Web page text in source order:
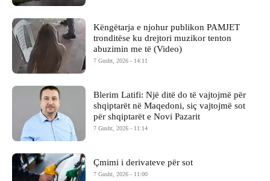
Këngëtarja e njohur publikon PAMJET
tronditëse ku drejtori muzikor tenton
abuzimin me të (Video)
7 Gusht, 2026 - 14:11
Blerim Latifi: Një ditë do të vajtojmë për
shqiptarët në Maqedoni, siç vajtojmë sot
për shqiptarët e Novi Pazarit
7 Gusht, 2026 - 11:14
Çmimi i derivateve për sot
7 Gusht, 2026 - 11:00